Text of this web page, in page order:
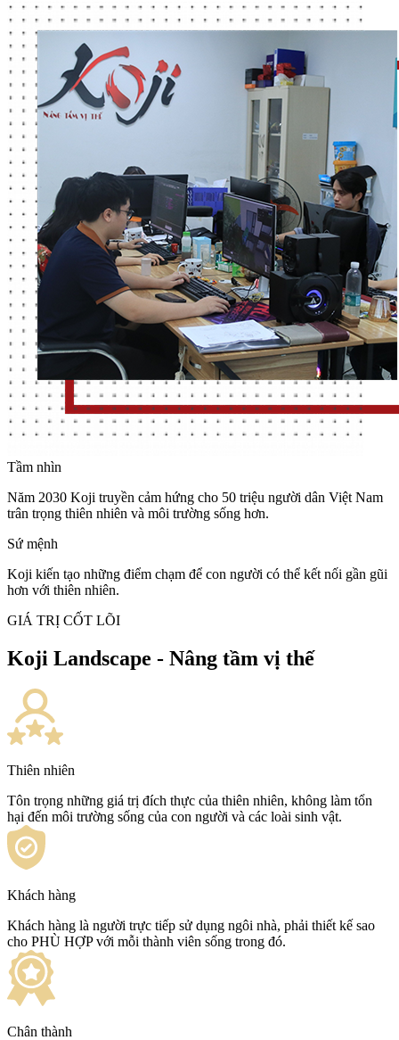
Tầm nhìn
Năm 2030 Koji truyền cảm hứng cho 50 triệu người dân Việt Nam
trân trọng thiên nhiên và môi trường sống hơn.
Sứ mệnh
Koji kiến tạo những điểm chạm để con người có thể kết nối gần gũi
hơn với thiên nhiên.
GIÁ TRỊ CỐT LÕI
Koji Landscape - Nâng tầm vị thế
Thiên nhiên
Tôn trọng những giá trị đích thực của thiên nhiên, không làm tổn
hại đến môi trường sống của con người và các loài sinh vật.
Khách hàng
Khách hàng là người trực tiếp sử dụng ngôi nhà, phải thiết kế sao
cho PHÙ HỢP với mỗi thành viên sống trong đó.
Chân thành